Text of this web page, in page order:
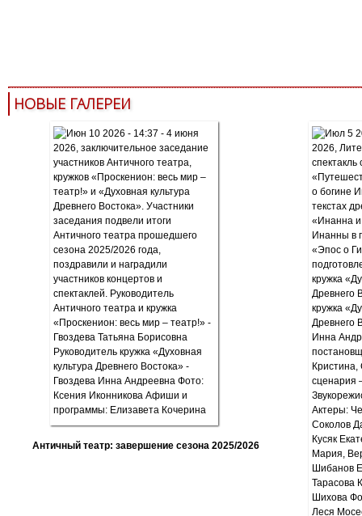
НОВЫЕ ГАЛЕРЕИ
Античный театр: завершение сезона 2025/2026